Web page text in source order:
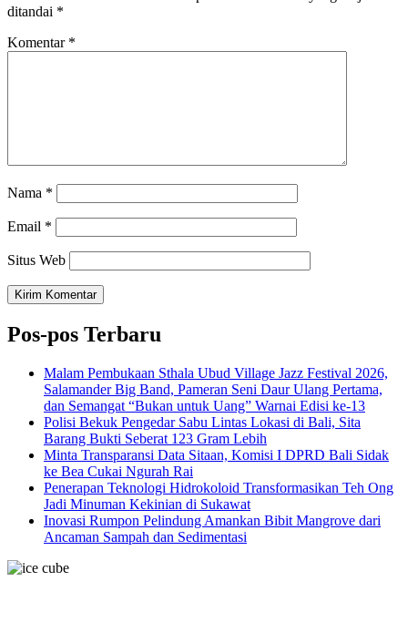
ditandai *
Komentar *
Nama *
Email *
Situs Web
Pos-pos Terbaru
Malam Pembukaan Sthala Ubud Village Jazz Festival 2026,
Salamander Big Band, Pameran Seni Daur Ulang Pertama,
dan Semangat “Bukan untuk Uang” Warnai Edisi ke-13
Polisi Bekuk Pengedar Sabu Lintas Lokasi di Bali, Sita
Barang Bukti Seberat 123 Gram Lebih
Minta Transparansi Data Sitaan, Komisi I DPRD Bali Sidak
ke Bea Cukai Ngurah Rai
Penerapan Teknologi Hidrokoloid Transformasikan Teh Ong
Jadi Minuman Kekinian di Sukawat
Inovasi Rumpon Pelindung Amankan Bibit Mangrove dari
Ancaman Sampah dan Sedimentasi